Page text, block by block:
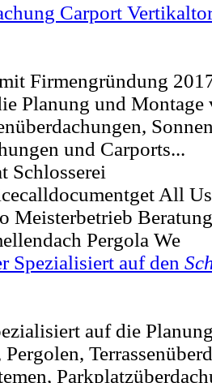
Carport
Firmengründung
Planung und Montage
und Carports...
Schlosserei
All
Meisterbetrieb
Pergola We
Spezialisiert auf den
auf die